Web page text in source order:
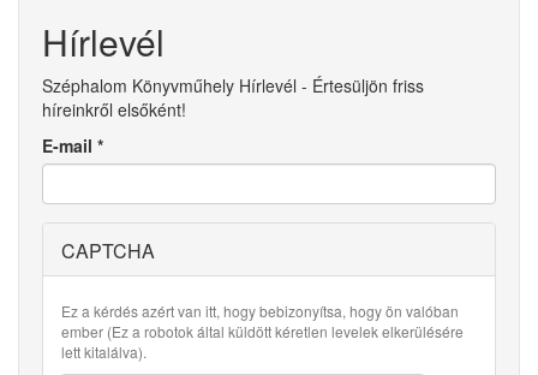
Hírlevél
Széphalom Könyvműhely Hírlevél - Értesüljön friss
híreinkről elsőként!
E-mail *
CAPTCHA
Ez a kérdés azért van itt, hogy bebizonyítsa, hogy ön valóban
ember (Ez a robotok által küldött kéretlen levelek elkerülésére
lett kitalálva).